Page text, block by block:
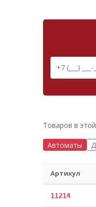
Товаров в
Автоматы
Артикул
11214